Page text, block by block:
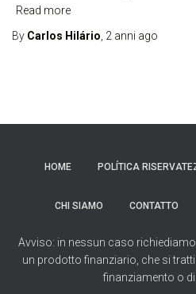
Read more
By Carlos Hilário 2 anni ago
HOME POLÍTICA
CHI SIAMO CONTATTO
Avviso: in nessun caso
un prodotto finanziario, che si
finanziamento o di